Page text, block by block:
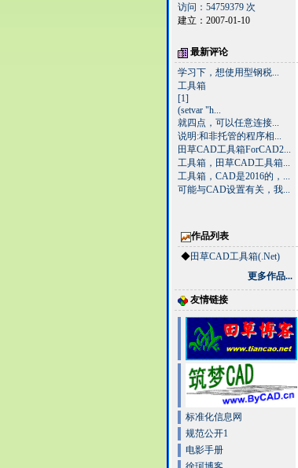
访问：54759379 次
建立：2007-01-10
最新评论
学习下，想使用型钢税...
工具箱
[1]
(setvar "h...
就四点，可以任意连接...
说明:和非托管的程序相...
田草CAD工具箱ForCAD2...
工具箱，田草CAD工具箱...
工具箱，CAD是2016的，...
可能与CAD设置有关，我...
作品列表
◆田草CAD工具箱(.Net)
更多作品...
友情链接
标准化信息网
规范公开1
电影手册